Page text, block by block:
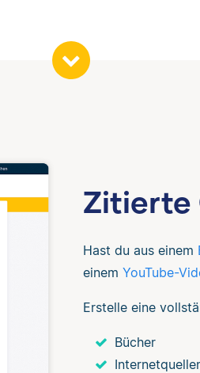
Zitierte
Hast du aus einem
einem YouTube-
Erstelle eine
Bücher